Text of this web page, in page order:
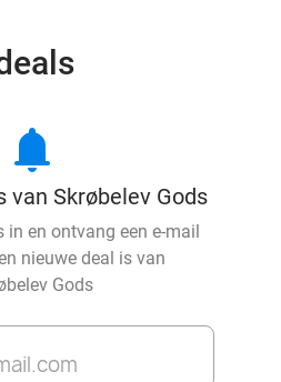
notifications
van Skrøbelev Gods
in en ontvang een e-mail
nieuwe deal is van
Gods